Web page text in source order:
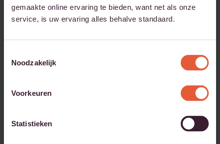
gemaakte online ervaring te bieden, want net als onze
service, is uw ervaring alles behalve standaard.
Noodzakelijk
Voorkeuren
Statistieken